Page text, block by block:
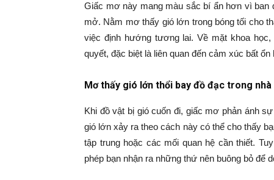
Giấc mơ này mang màu sắc bí ẩn hơn vì
mở. Nằm mơ thấy gió lớn trong bóng tối cho
việc định hướng tương lai. Về mặt khoa
quyết, đặc biệt là liên quan đến cảm xúc bất ổn
Mơ thấy gió lớn thổi bay đồ đạc trong nhà
Khi đồ vật bị gió cuốn đi, giấc mơ phản ánh
gió lớn xảy ra theo cách này có thể cho thấy
tập trung hoặc các mối quan hệ cần thiết.
phép bạn nhận ra những thứ nên buông bỏ để